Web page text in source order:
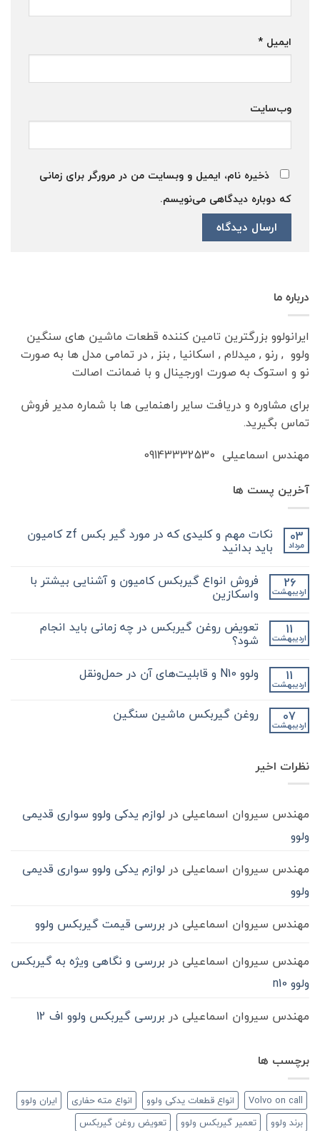
ایمیل *
وب‌سایت
ذخیره نام، ایمیل و وبسایت من در مرورگر برای زمانی
که دوباره دیدگاهی می‌نویسم.
درباره ما
ایرانولوو بزرگترین تامین کننده قطعات ماشین های سنگین
ولوو , رنو , میدلام , اسکانیا , بنز , در تمامی مدل ها به صورت
نو و استوک به صورت اورجینال و با ضمانت اصالت
برای مشاوره و دریافت سایر راهنمایی ها با شماره مدیر فروش
تماس بگیرید.
مهندس اسماعیلی 09143332530
آخرین پست ها
03
مرداد
نکات مهم و کلیدی که در مورد گیر بکس zf کامیون
باید بدانید
دیدگاهی
نکات
مهم
کلیدی
در
مورد
بکس
کامیون
باید
نشده 26
اردیبهشت
فروش انواع گیربکس کامیون و آشنایی بیشتر با
واسکازین
برای
فروش
انواع
و
آشنایی
واسکازین
ثبت
نشده 11
اردیبهشت
تعویض روغن گیربکس در چه زمانی باید انجام
شود؟
برای
تعویض
در
چه
ثبت
نشده 11
اردیبهشت
ولوو N10 و قابلیت‌های آن در حمل‌ونقل
ولوو
N10
حمل‌ونقل
ثبت
نشده 07
اردیبهشت
روغن گیربکس ماشین سنگین
گیربکس
ماشیننظرات اخیر
مهندس سیروان اسماعیلی در لوازم یدکی ولوو سواری قدیمی
ولوو
مهندس سیروان اسماعیلی در لوازم یدکی ولوو سواری قدیمی
ولوو
مهندس سیروان اسماعیلی در بررسی قیمت گیربکس ولوو
مهندس سیروان اسماعیلی در بررسی و نگاهی ویژه به گیربکس
ولوو n10
مهندس سیروان اسماعیلی در بررسی گیربکس ولوو اف 12
برچسب ها
Volvo on call انواع قطعات یدکی ولوو انواع مته حفاری
ایران ولوو
برند ولوو
تعمیر گیربکس ولوو تعویض روغن گیربکس